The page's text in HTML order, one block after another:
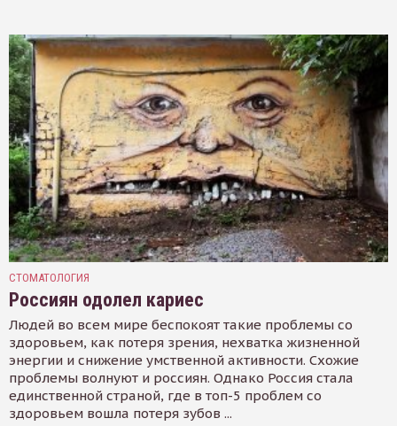
СТОМАТОЛОГИЯ
Россиян одолел кариес
Людей во всем мире беспокоят такие проблемы со
здоровьем, как потеря зрения, нехватка жизненной
энергии и снижение умственной активности. Схожие
проблемы волнуют и россиян. Однако Россия стала
единственной страной, где в топ-5 проблем со
здоровьем вошла потеря зубов ...